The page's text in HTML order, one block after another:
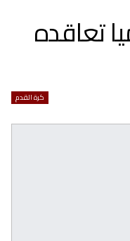
تعاقده
كرة القدم